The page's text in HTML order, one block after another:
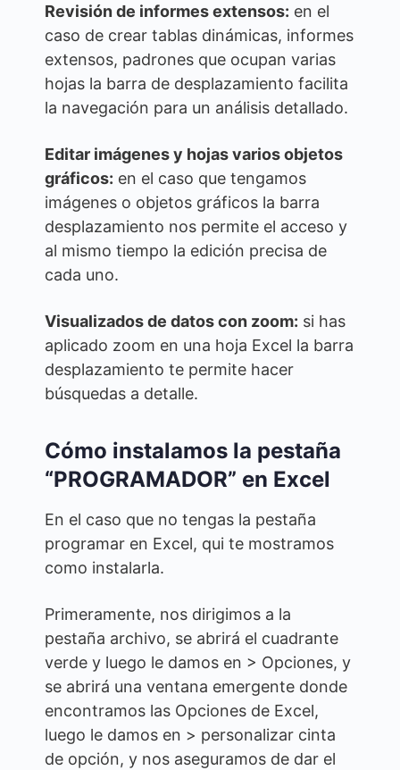
Revisión de informes extensos: en el
caso de crear tablas dinámicas, informes
extensos, padrones que ocupan varias
hojas la barra de desplazamiento facilita
la navegación para un análisis detallado.
Editar imágenes y hojas varios objetos
gráficos: en el caso que tengamos
imágenes o objetos gráficos la barra
desplazamiento nos permite el acceso y
al mismo tiempo la edición precisa de
cada uno.
Visualizados de datos con zoom: si has
aplicado zoom en una hoja Excel la barra
desplazamiento te permite hacer
búsquedas a detalle.
Cómo instalamos la pestaña
“PROGRAMADOR” en Excel
En el caso que no tengas la pestaña
programar en Excel, qui te mostramos
como instalarla.
Primeramente, nos dirigimos a la
pestaña archivo, se abrirá el cuadrante
verde y luego le damos en > Opciones, y
se abrirá una ventana emergente donde
encontramos las Opciones de Excel,
luego le damos en > personalizar cinta
de opción, y nos aseguramos de dar el